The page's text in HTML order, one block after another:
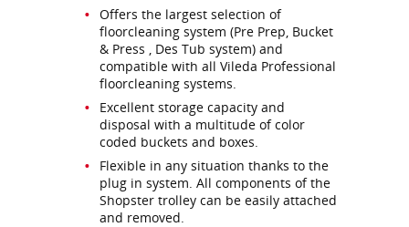
Offers the largest selection of
floorcleaning system (Pre Prep, Bucket
& Press , Des Tub system) and
compatible with all Vileda Professional
floorcleaning systems.
Excellent storage capacity and
disposal with a multitude of color
coded buckets and boxes.
Flexible in any situation thanks to the
plug in system. All components of the
Shopster trolley can be easily attached
and removed.